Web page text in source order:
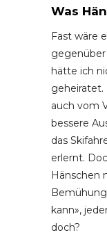
Was
Fast wäre
hätte ich
geheiratet.
auch vom
bessere
das
erlernt.
Hänschen
kann»,
doch?